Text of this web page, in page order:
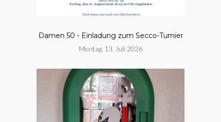
Damen 50 - Einladung zum Secco-Turnier
Montag, 13. Juli 2026